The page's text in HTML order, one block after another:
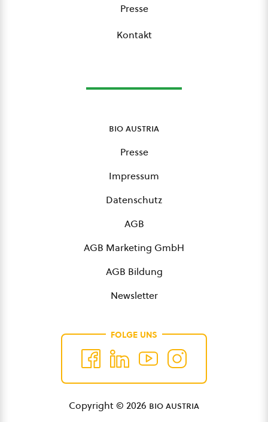
Presse
Kontakt
bio austria
Presse
Impressum
Datenschutz
AGB
AGB Marketing GmbH
AGB Bildung
Newsletter
FOLGE UNS
Copyright © 2026 bio austria